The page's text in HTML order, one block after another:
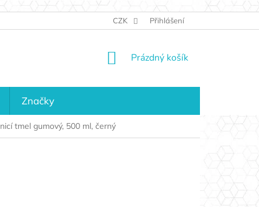
KONTAKTY KDO JSME?
CZK Přihlášení
NÁKUPNÍ
Prázdný košík
Značky
tmel gumový, 500 ml, černý